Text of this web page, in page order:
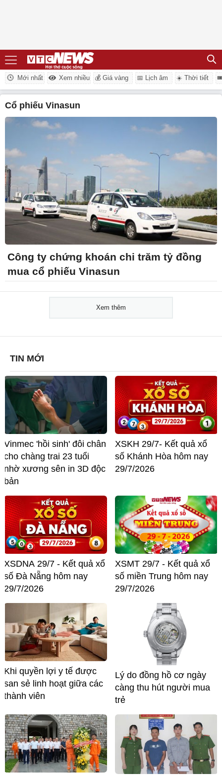
Mới nhất Xem nhiều 💰 Giá vàng 📅 Lịch âm ☀️ Thời tiết
cổ phiếu Vinasun
Công ty chứng khoán chi trăm tỷ đồng
mua cổ phiếu Vinasun
Xem thêm
TIN MỚI
Vinmec 'hồi sinh' đôi chân
cho chàng trai 23 tuổi
nhờ xương sên in 3D độc
bản
XSKH 29/7- Kết quả xổ
số Khánh Hòa hôm nay
29/7/2026
XSDNA 29/7 - Kết quả xổ
số Đà Nẵng hôm nay
29/7/2026
XSMT 29/7 - Kết quả xổ
số miền Trung hôm nay
29/7/2026
Khi quyền lợi y tế được
san sẻ linh hoạt giữa các
thành viên
Lý do đồng hồ cơ ngày
càng thu hút người mua
trẻ